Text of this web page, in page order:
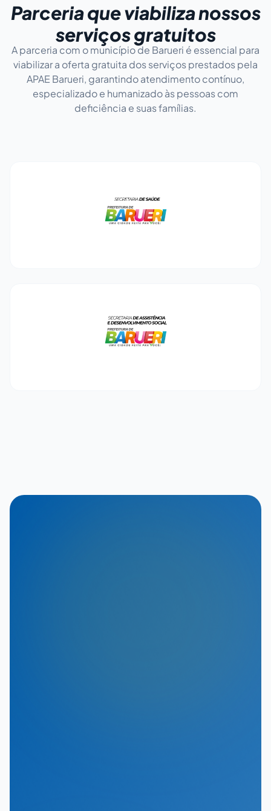
Parceria que viabiliza nossos
serviços gratuitos
A parceria com o município de Barueri é essencial para
viabilizar a oferta gratuita dos serviços prestados pela
APAE Barueri, garantindo atendimento contínuo,
especializado e humanizado às pessoas com
deficiência e suas famílias.